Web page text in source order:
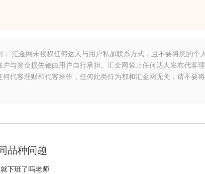
： 汇金网未授权任何达人与用户私加联系方式，且不要将您的
户与资金损失都由用户自行承担。汇金网禁止任何达人发布代客
何代客理财和代客操作，任何此类行为都和汇金网无关，请不要
品种问题
下班了吗老师